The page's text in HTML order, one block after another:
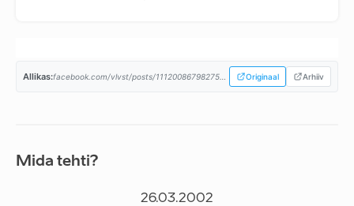
Allikas: Originaal Arhiiv
Mida tehti?
26.03.2002